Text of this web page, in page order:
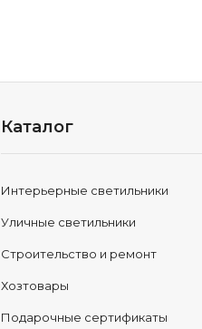
Каталог
Интерьерные светильники
Уличные светильники
Строительство и ремонт
Хозтовары
Подарочные сертификаты